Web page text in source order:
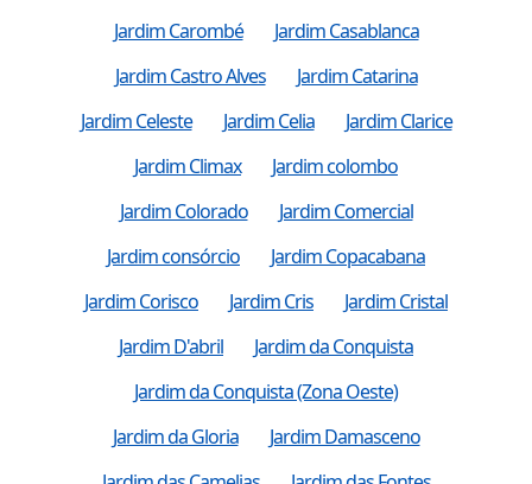
Jardim Carombé
Jardim Casablanca
Jardim Castro Alves
Jardim Catarina
Jardim Celeste
Jardim Celia
Jardim Clarice
Jardim Climax
Jardim colombo
Jardim Colorado
Jardim Comercial
Jardim consórcio
Jardim Copacabana
Jardim Corisco
Jardim Cris
Jardim Cristal
Jardim D'abril
Jardim da Conquista
Jardim da Conquista (Zona Oeste)
Jardim da Gloria
Jardim Damasceno